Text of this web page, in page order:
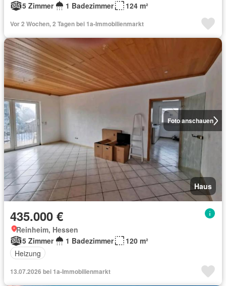
5 Zimmer 1 Badezimmer 124 m²
Vor 2 Wochen, 2 Tagen bei 1a-Immobilienmarkt
Foto anschauen
Haus
435.000 €
Reinheim, Hessen
5 Zimmer
1 Badezimmer
120 m²
Heizung
13.07.2026 bei 1a-Immobilienmarkt